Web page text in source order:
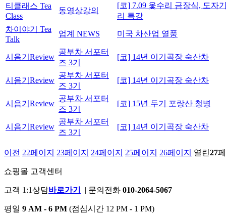
티클래스 Tea
Class
동영상강의
[코] 7.09 옻수리 금장식, 도자
리 특강
차이야기 Tea
Talk
업계 NEWS 미국 차산업 열풍
시음기Review
공부차 서포터
즈 3기
[코] 14년 이기곡장 숙산차
시음기Review
공부차 서포터
즈 3기
[코] 14년 이기곡장 숙산차
시음기Review
공부차 서포터
즈 3기
[코] 15년 두기 포랑산 청병
시음기Review
공부차 서포터
즈 3기
[코] 14년 이기곡장 숙산차
이전 22페이지 23페이지 24페이지 25페이지 26페이지 열린27
쇼핑몰 고객센터
고객 1:1상담바로가기 | 문의전화 010-2064-5067
평일 9 AM - 6 PM (점심시간 12 PM - 1 PM)